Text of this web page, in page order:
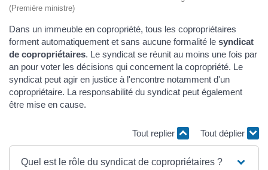
(Première ministre)
Dans un immeuble en copropriété, tous les copropriétaires
forment automatiquement et sans aucune formalité le syndicat
de copropriétaires. Le syndicat se réunit au moins une fois par
an pour voter les décisions qui concernent la copropriété. Le
syndicat peut agir en justice à l'encontre notamment d'un
copropriétaire. La responsabilité du syndicat peut également
être mise en cause.
Tout replier Tout déplier
Quel est le rôle du syndicat de copropriétaires ?